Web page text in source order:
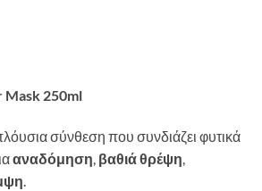
Mask 250ml
σύνθεση που συνδιάζει φυτικά
αναδόμηση, βαθιά θρέψη,
.